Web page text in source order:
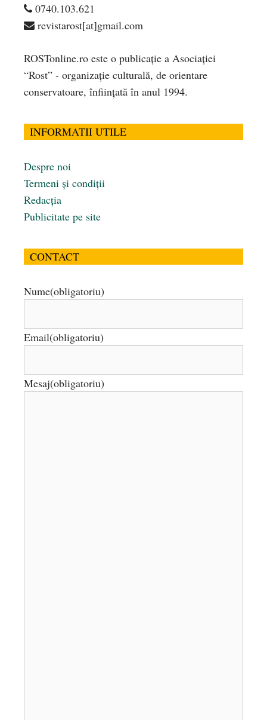
0740.103.621
revistarost[at]gmail.com
ROSTonline.ro este o publicaţie a Asociaţiei
“Rost” - organizaţie culturală, de orientare
conservatoare, înfiinţată în anul 1994.
INFORMATII UTILE
Despre noi
Termeni și condiții
Redacția
Publicitate pe site
CONTACT
Nume(obligatoriu)
Email(obligatoriu)
Mesaj(obligatoriu)